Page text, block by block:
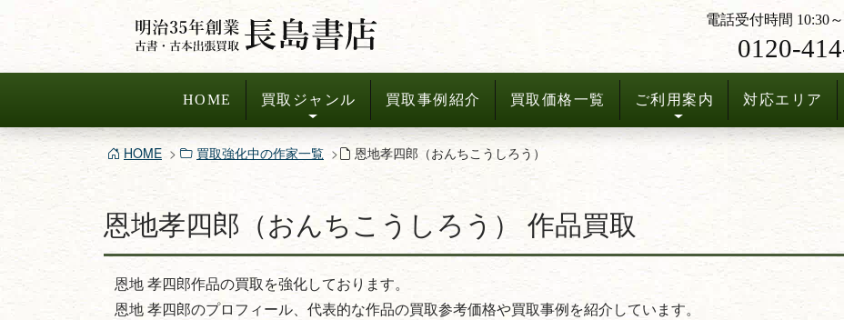
へ
HOME 買取ジャンル 買取事例紹介 買取価格一覧 ご利用案内 対応エリア
電話受付時間 10:30
0120-
HOME 買取強化中の作家一覧 恩地孝四郎（おんちこうしろう）
恩地孝四郎（おんちこうしろう） 作品買取
恩地 孝四郎作品の買取を強化しております。
恩地 孝四郎のプロフィール、代表的な作品の買取参考価格や買取事例を紹介しています。